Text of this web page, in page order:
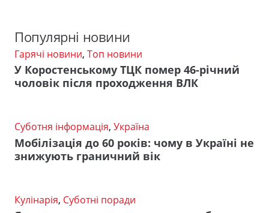
Популярні новини
Гарячі новини, Топ новини
У Коростенському ТЦК помер 46-річний
чоловік після проходження ВЛК
Суботня інформація, Україна
Мобілізація до 60 років: чому в Україні не
знижують граничний вік
Кулінарія, Суботні поради